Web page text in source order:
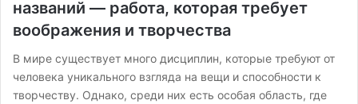
названий — работа, которая требует
воображения и творчества
В мире существует много дисциплин, которые требуют от
человека уникального взгляда на вещи и способности к
творчеству. Однако, среди них есть особая область, где